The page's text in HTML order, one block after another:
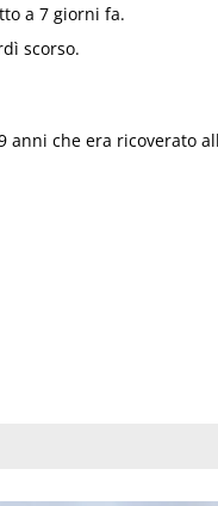
a 7 giorni fa.
scorso.
che era ricoverato